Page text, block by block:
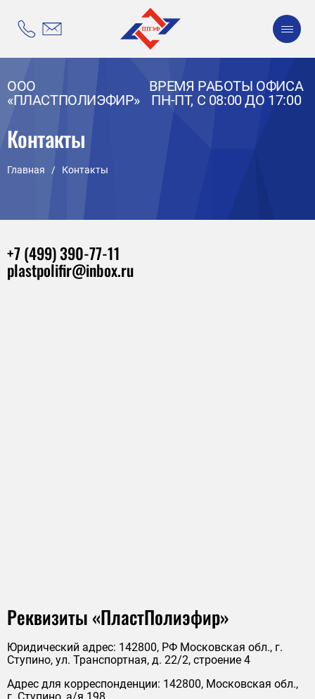
ООО
«ПЛАСТПОЛИЭФИР»
ВРЕМЯ РАБОТЫ ОФИСА
ПН-ПТ, С 08:00 ДО 17:00
Контакты
Главная / Контакты
+7 (499) 390-77-11
plastpolifir@inbox.ru
Реквизиты «ПластПолиэфир»
Юридический адрес: 142800, РФ Московская обл., г.
Ступино, ул. Транспортная, д. 22/2, строение 4
Адрес для корреспонденции: 142800, Московская обл.,